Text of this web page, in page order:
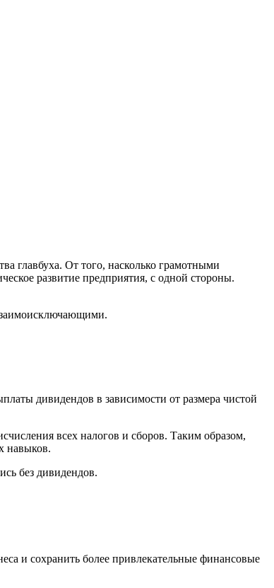
главбуха. От того, насколько грамотными
развитие предприятия, с одной стороны.
дивидендов в зависимости от размера чистой
всех налогов и сборов. Таким образом,
навыков.
без дивидендов.
и сохранить более привлекательные финансовые